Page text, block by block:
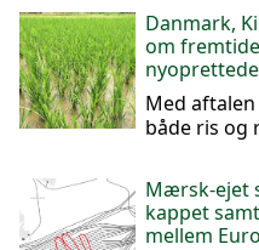
Danmark,
om
Med
både ris og
Mærsk-ejet
kappet
mellem